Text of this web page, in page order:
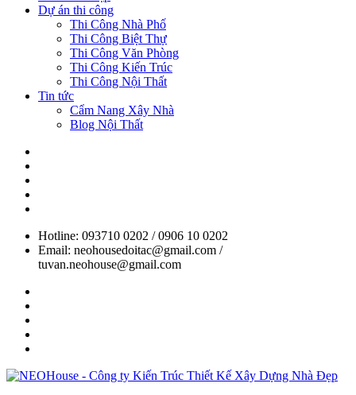
Dự án thi công
Thi Công Nhà Phố
Thi Công Biệt Thự
Thi Công Văn Phòng
Thi Công Kiến Trúc
Thi Công Nội Thất
Tin tức
Cẩm Nang Xây Nhà
Blog Nội Thất
Hotline: 093710 0202 / 0906 10 0202
Email: neohousedoitac@gmail.com /
tuvan.neohouse@gmail.com